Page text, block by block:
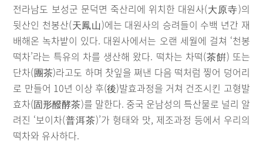
전라남도 보성군 문덕면 죽산리에 위치한 대원사(大原寺)의
뒷산인 천봉산(天鳳山)에는 대원사의 승려들이 수백 년간 재
배해온 녹차밭이 있다. 대원사에서는 오랜 세월에 걸쳐 ‘천봉
떡차’라는 특유의 차를 생산해 왔다. 떡차는 차떡(茶餠) 또는
단차(團茶)라고도 하며 찻잎을 쪄낸 다음 떡처럼 찧어 덩어리
로 만들어 10년 이상 후(後)발효과정을 거쳐 건조시킨 고형발
효차(固形醱酵茶)를 말한다. 중국 운남성의 특산물로 널리 알
려진 ‘보이차(普洱茶)’가 형태와 맛, 제조과정 등에서 우리의
떡차와 유사하다.